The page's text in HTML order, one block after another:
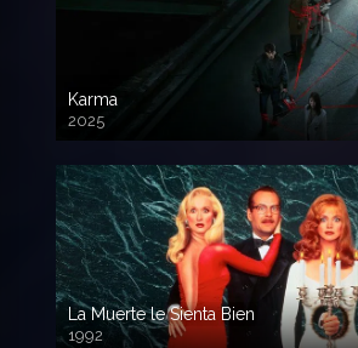
Karma
2025
La Muerte le Sienta Bien
1992